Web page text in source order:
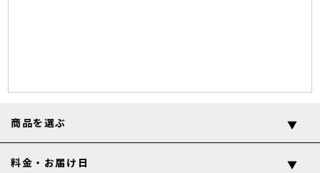
商品を選ぶ
料金・お届け日